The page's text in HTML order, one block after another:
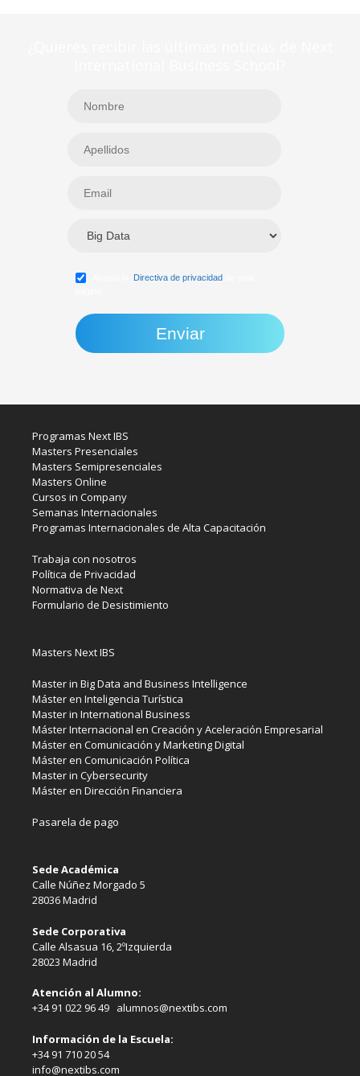
Directiva de privacidad
Programas Next IBS
Masters Presenciales
Masters Semipresenciales
Masters Online
Cursos in Company
Semanas Internacionales
Programas Internacionales de Alta Capacitación
Trabaja con nosotros
Política de Privacidad
Normativa de Next
Formulario de Desistimiento
Masters Next IBS
Master in Big Data and Business Intelligence
Máster en Inteligencia Turística
Master in International Business
Máster Internacional en Creación y Aceleración Empresarial
Máster en Comunicación y Marketing Digital
Máster en Comunicación Política
Master in Cybersecurity
Máster en Dirección Financiera
Pasarela de pago
Sede Académica
Calle Núñez Morgado 5
28036 Madrid
Sede Corporativa
Calle Alsasua 16, 2ºIzquierda
28023 Madrid
Atención al Alumno:
+34 91 022 96 49 alumnos@nextibs.com
Información de la Escuela:
+34 91 710 20 54
info@nextibs.com